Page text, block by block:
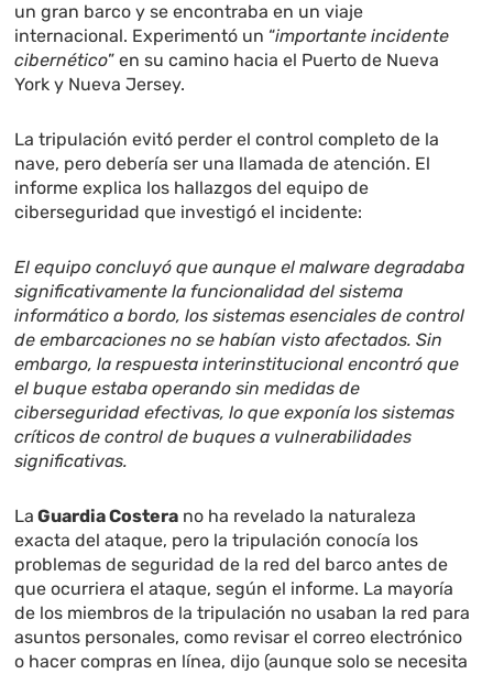
un gran barco y se encontraba en un viaje
internacional. Experimentó un “importante incidente
cibernético” en su camino hacia el Puerto de Nueva
York y Nueva Jersey.
La tripulación evitó perder el control completo de la
nave, pero debería ser una llamada de atención. El
informe explica los hallazgos del equipo de
ciberseguridad que investigó el incidente:
El equipo concluyó que aunque el malware degradaba
significativamente la funcionalidad del sistema
informático a bordo, los sistemas esenciales de control
de embarcaciones no se habían visto afectados. Sin
embargo, la respuesta interinstitucional encontró que
el buque estaba operando sin medidas de
ciberseguridad efectivas, lo que exponía los sistemas
críticos de control de buques a vulnerabilidades
significativas.
La Guardia Costera no ha revelado la naturaleza
exacta del ataque, pero la tripulación conocía los
problemas de seguridad de la red del barco antes de
que ocurriera el ataque, según el informe. La mayoría
de los miembros de la tripulación no usaban la red para
asuntos personales, como revisar el correo electrónico
o hacer compras en línea, dijo (aunque solo se necesita